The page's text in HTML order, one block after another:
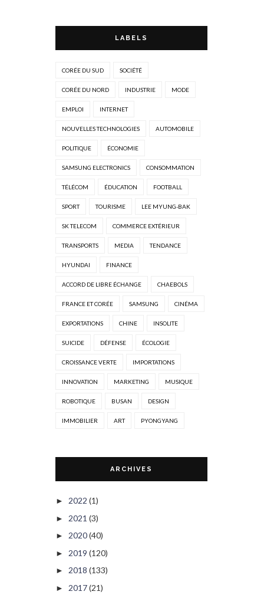
LABELS
CORÉE DU SUD SOCIÉTÉ
CORÉE DU NORD INDUSTRIE MODE
EMPLOI INTERNET
NOUVELLES TECHNOLOGIES AUTOMOBILE
POLITIQUE ÉCONOMIE
SAMSUNG ELECTRONICS CONSOMMATION
TÉLÉCOM ÉDUCATION FOOTBALL
SPORT TOURISME LEE MYUNG-BAK
SK TELECOM COMMERCE EXTÉRIEUR
TRANSPORTS MEDIA TENDANCE
HYUNDAI FINANCE
ACCORD DE LIBRE ÉCHANGE CHAEBOLS
FRANCE ET CORÉE SAMSUNG CINÉMA
EXPORTATIONS CHINE INSOLITE
SUICIDE DÉFENSE ÉCOLOGIE
CROISSANCE VERTE IMPORTATIONS
INNOVATION MARKETING MUSIQUE
ROBOTIQUE BUSAN DESIGN
IMMOBILIER ART PYONGYANG
ARCHIVES
► 2022 (1)
► 2021 (3)
► 2020(40)
► 2019 (120)
► 2018 (133)
► 2017(21)